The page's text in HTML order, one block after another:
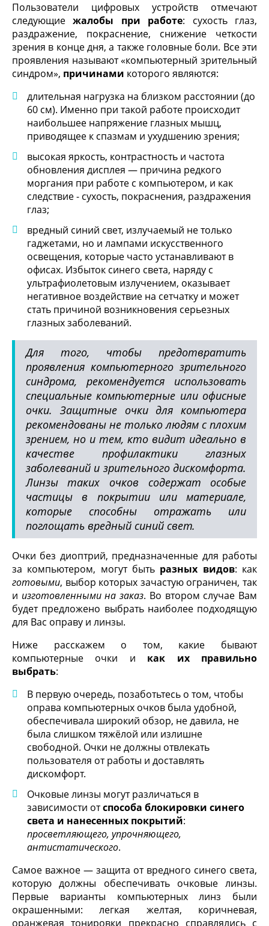
Пользователи цифровых устройств отмечают
следующие жалобы при работе: сухость глаз,
раздражение, покраснение, снижение четкости
зрения в конце дня, а также головные боли. Все эти
проявления называют «компьютерный зрительный
синдром», причинами которого являются:
длительная нагрузка на близком расстоянии (до
60 см). Именно при такой работе происходит
наибольшее напряжение глазных мышц,
приводящее к спазмам и ухудшению зрения;
высокая яркость, контрастность и частота
обновления дисплея — причина редкого
моргания при работе с компьютером, и как
следствие - сухость, покраснения, раздражения
глаз;
вредный синий свет, излучаемый не только
гаджетами, но и лампами искусственного
освещения, которые часто устанавливают в
офисах. Избыток синего света, наряду с
ультрафиолетовым излучением, оказывает
негативное воздействие на сетчатку и может
стать причиной возникновения серьезных
глазных заболеваний.
Для того, чтобы предотвратить
проявления компьютерного зрительного
синдрома, рекомендуется использовать
специальные компьютерные или офисные
очки. Защитные очки для компьютера
рекомендованы не только людям с плохим
зрением, но и тем, кто видит идеально в
качестве профилактики глазных
заболеваний и зрительного дискомфорта.
Линзы таких очков содержат особые
частицы в покрытии или материале,
которые способны отражать или
поглощать вредный синий свет.
Очки без диоптрий, предназначенные для работы
за компьютером, могут быть разных видов: как
готовыми, выбор которых зачастую ограничен, так
и изготовленными на заказ. Во втором случае Вам
будет предложено выбрать наиболее подходящую
для Вас оправу и линзы.
Ниже расскажем о том, какие бывают
компьютерные очки и как их правильно
выбрать:
В первую очередь, позаботьтесь о том, чтобы
оправа компьютерных очков была удобной,
обеспечивала широкий обзор, не давила, не
была слишком тяжёлой или излишне
свободной. Очки не должны отвлекать
пользователя от работы и доставлять
дискомфорт.
Очковые линзы могут различаться в
зависимости отспособа блокировки синего
света и нанесенных покрытий:
просветляющего, упрочняющего,
антистатического.
Самое важное — защита от вредного синего света,
которую должны обеспечивать очковые линзы.
Первые варианты компьютерных линз были
окрашенными: легкая желтая, коричневая,
оранжевая тонировки прекрасно справлялись с